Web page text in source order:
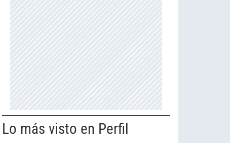
Lo más visto en Perfil